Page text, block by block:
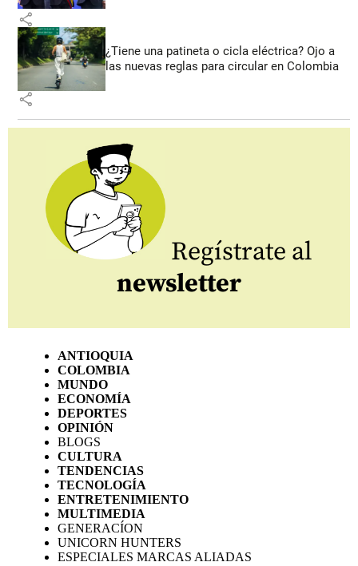
share
¿Tiene una patineta o cicla eléctrica? Ojo a
las nuevas reglas para circular en Colombia
share
Regístrate al
newsletter
ANTIOQUIA
COLOMBIA
MUNDO
ECONOMÍA
DEPORTES
OPINIÓN
BLOGS
CULTURA
TENDENCIAS
TECNOLOGÍA
ENTRETENIMIENTO
MULTIMEDIA
GENERACÍON
UNICORN HUNTERS
ESPECIALES MARCAS ALIADAS